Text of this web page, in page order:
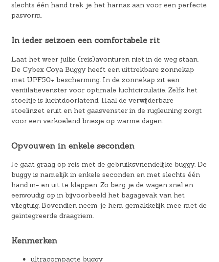
slechts één hand trek je het harnas aan voor een perfecte
pasvorm.
In ieder seizoen een comfortabele rit
Laat het weer jullie (reis)avonturen niet in de weg staan.
De Cybex Coya Buggy heeft een uittrekbare zonnekap
met UPF50+ bescherming. In de zonnekap zit een
ventilatievenster voor optimale luchtcirculatie. Zelfs het
stoeltje is luchtdoorlatend. Haal de verwijderbare
stoelinzet eruit en het gaasvenster in de rugleuning zorgt
voor een verkoelend briesje op warme dagen.
Opvouwen in enkele seconden
Je gaat graag op reis met de gebruiksvriendelijke buggy. De
buggy is namelijk in enkele seconden en met slechts één
hand in- en uit te klappen. Zo berg je de wagen snel en
eenvoudig op in bijvoorbeeld het bagagevak van het
vliegtuig. Bovendien neem je hem gemakkelijk mee met de
geïntegreerde draagriem.
Kenmerken
ultracompacte buggy